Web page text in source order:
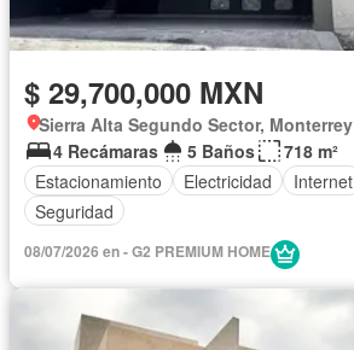
$ 29,700,000 MXN
Sierra Alta Segundo Sector, Monterrey
4 Recámaras
5 Baños
718 m²
Estacionamiento
Electricidad Internet
Seguridad
08/07/2026 en - G2 PREMIUM HOME